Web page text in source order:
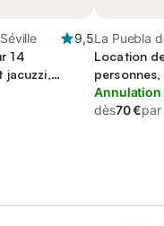
9,5
14
jacuzzi,
La Puebla
de Séville
Location
familles
dès70 €